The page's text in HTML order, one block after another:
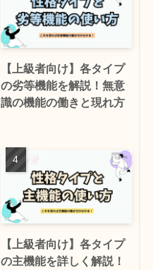
【上級者向け】各タイプ
の劣等機能を解説！無意
識の機能の働きと現れ方
【上級者向け】各タイプ
の主機能を詳しく解説！